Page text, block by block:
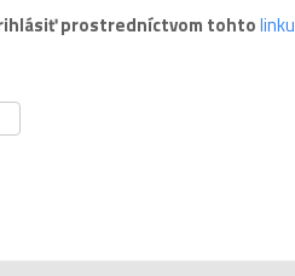
prostredníctvom tohtolinku